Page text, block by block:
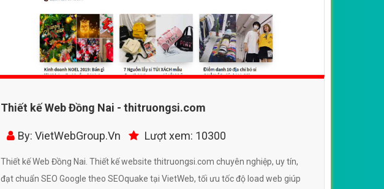
Thiết kế Web Đồng Nai - thitruongsi.com
By: VietWebGroup.Vn Lượt xem: 10300
Thiết kế Web Đồng Nai. Thiết kế website thitruongsi.com chuyên nghiệp, uy tín,
đạt chuẩn SEO Google theo SEOquake tại VietWeb, tối ưu tốc độ load web giúp